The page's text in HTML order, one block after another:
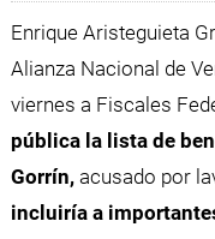
Enrique Aristeguieta
Alianza Nacional de
viernes a Fiscales
pública la lista de
Gorrín,acusado por
incluiría a